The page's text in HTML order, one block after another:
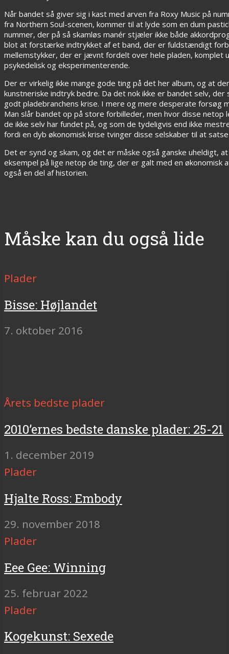
Når bandet så giver sig i kast med arven fra Roxy Music på
fra Northern Soul-scenen, kommer til at lyde som en dum
nummer, der på så skamløs manér stjæler ikke både
blot at forstærke indtrykket af et band, der er fuldstændigt
mellemstykker, der er jævnt fordelt over hele pladen,
psykedelisk og eksperimenterende.
Der er virkelig ikke mange gode ting på det her album, og at
kunstneriske indtryk bedre. Da det nok ikke er bandet selv,
godt pladebranchens krise. I mere og mere desperate
Man slår bandet op på store forbilleder, men hvor disse
de ikke selv har fundet på, og som de tydeligvis end ikke
fordi en dyb økonomisk krise tvinger disse selskaber til at
Det er synd og skam, og det er måske også ganske uheldigt,
eksempel på lige netop de ting, der er galt med en
også en del af historien.
Måske kan du også lide
Plader
Bisse: Højlandet
7. oktober 2016
Årets bedste plader
2010’ernes bedste danske plader: 25-21
1. december 2019
Plader
Hjalte Ross: Embody
29. november 2018
Plader
Eee Gee: Winning
25. februar 2022
Plader
Kogekunst: Sexede